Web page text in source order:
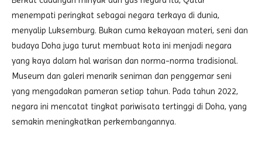
menempati peringkat sebagai negara terkaya di dunia,
menyalip Luksemburg. Bukan cuma kekayaan materi, seni dan
budaya Doha juga turut membuat kota ini menjadi negara
yang kaya dalam hal warisan dan norma-norma tradisional.
Museum dan galeri menarik seniman dan penggemar seni
yang mengadakan pameran setiap tahun. Pada tahun 2022,
negara ini mencatat tingkat pariwisata tertinggi di Doha, yang
semakin meningkatkan perkembangannya.